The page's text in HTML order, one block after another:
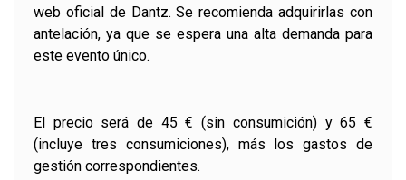
web oficial de Dantz. Se recomienda adquirirlas con
antelación, ya que se espera una alta demanda para
este evento único.
El precio será de 45 € (sin consumición) y 65 €
(incluye tres consumiciones), más los gastos de
gestión correspondientes.